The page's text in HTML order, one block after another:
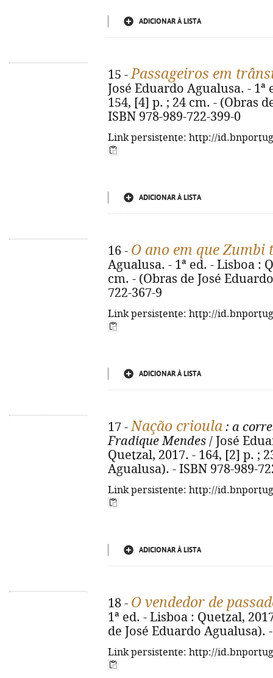
ADICIONAR À LISTA
15 -Passageiros em
José Eduardo Agualusa. - 1ª
154, [4] p. ; 24 cm. - (Obras
ISBN 978-989-722-399-0
Link persistente: http://
ADICIONAR À LISTA
16 - O ano em que Zumbi
Agualusa. - 1ª ed. - Lisboa :
cm. - (Obras de José
722-367-9
Link persistente: http://
ADICIONAR À LISTA
17 -Nação crioula : a
Fradique Mendes / José
Quetzal, 2017. - 164, [2] p. ;
Agualusa). - ISBN 978-989-
Link persistente: http://
ADICIONAR À LISTA
18 - O vendedor de
1ª ed. - Lisboa : Quetzal,
de José Eduardo Agualusa).
Link persistente: http://